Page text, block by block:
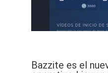
Bazzite es el